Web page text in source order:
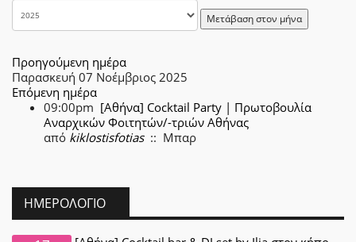
Μετάβαση στον μήνα
Προηγούμενη ημέρα
Παρασκευή 07 Νοέμβριος 2025
Επόμενη ημέρα
09:00pm [Αθήνα] Cocktail Party | Πρωτοβουλία
Αναρχικών Φοιτητών/-τριών Αθήνας
από kiklostisfotias:: Μπαρ
ΗΜΕΡΟΛΌΓΙΟ